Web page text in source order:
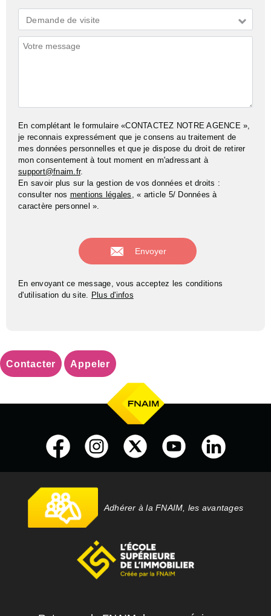
Demande
*
Demande de visite
Commentaires
En complétant le formulaire «CONTACTEZ NOTRE AGENCE »,
je reconnais expressément que je consens au traitement de
mes données personnelles et que je dispose du droit de retirer
mon consentement à tout moment en m'adressant à
support@fnaim.fr.
En savoir plus sur la gestion de vos données et droits :
consulter nos mentions légales , « article 5/ Données à
caractère personnel ».
En envoyant ce message, vous acceptez les conditions
d'utilisation du site. Plus d'infos
Contacter Appeler
Adhérer à la FNAIM, les avantages